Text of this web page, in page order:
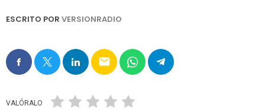
ESCRITO POR VERSIONRADIO
email
VALÓRALO